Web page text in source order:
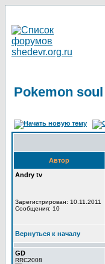
Pokemon
Автор
Andry tv
Зарегистрирован: 10.11.2011
Сообщения: 10
Вернуться к началу
GD
RRC2008